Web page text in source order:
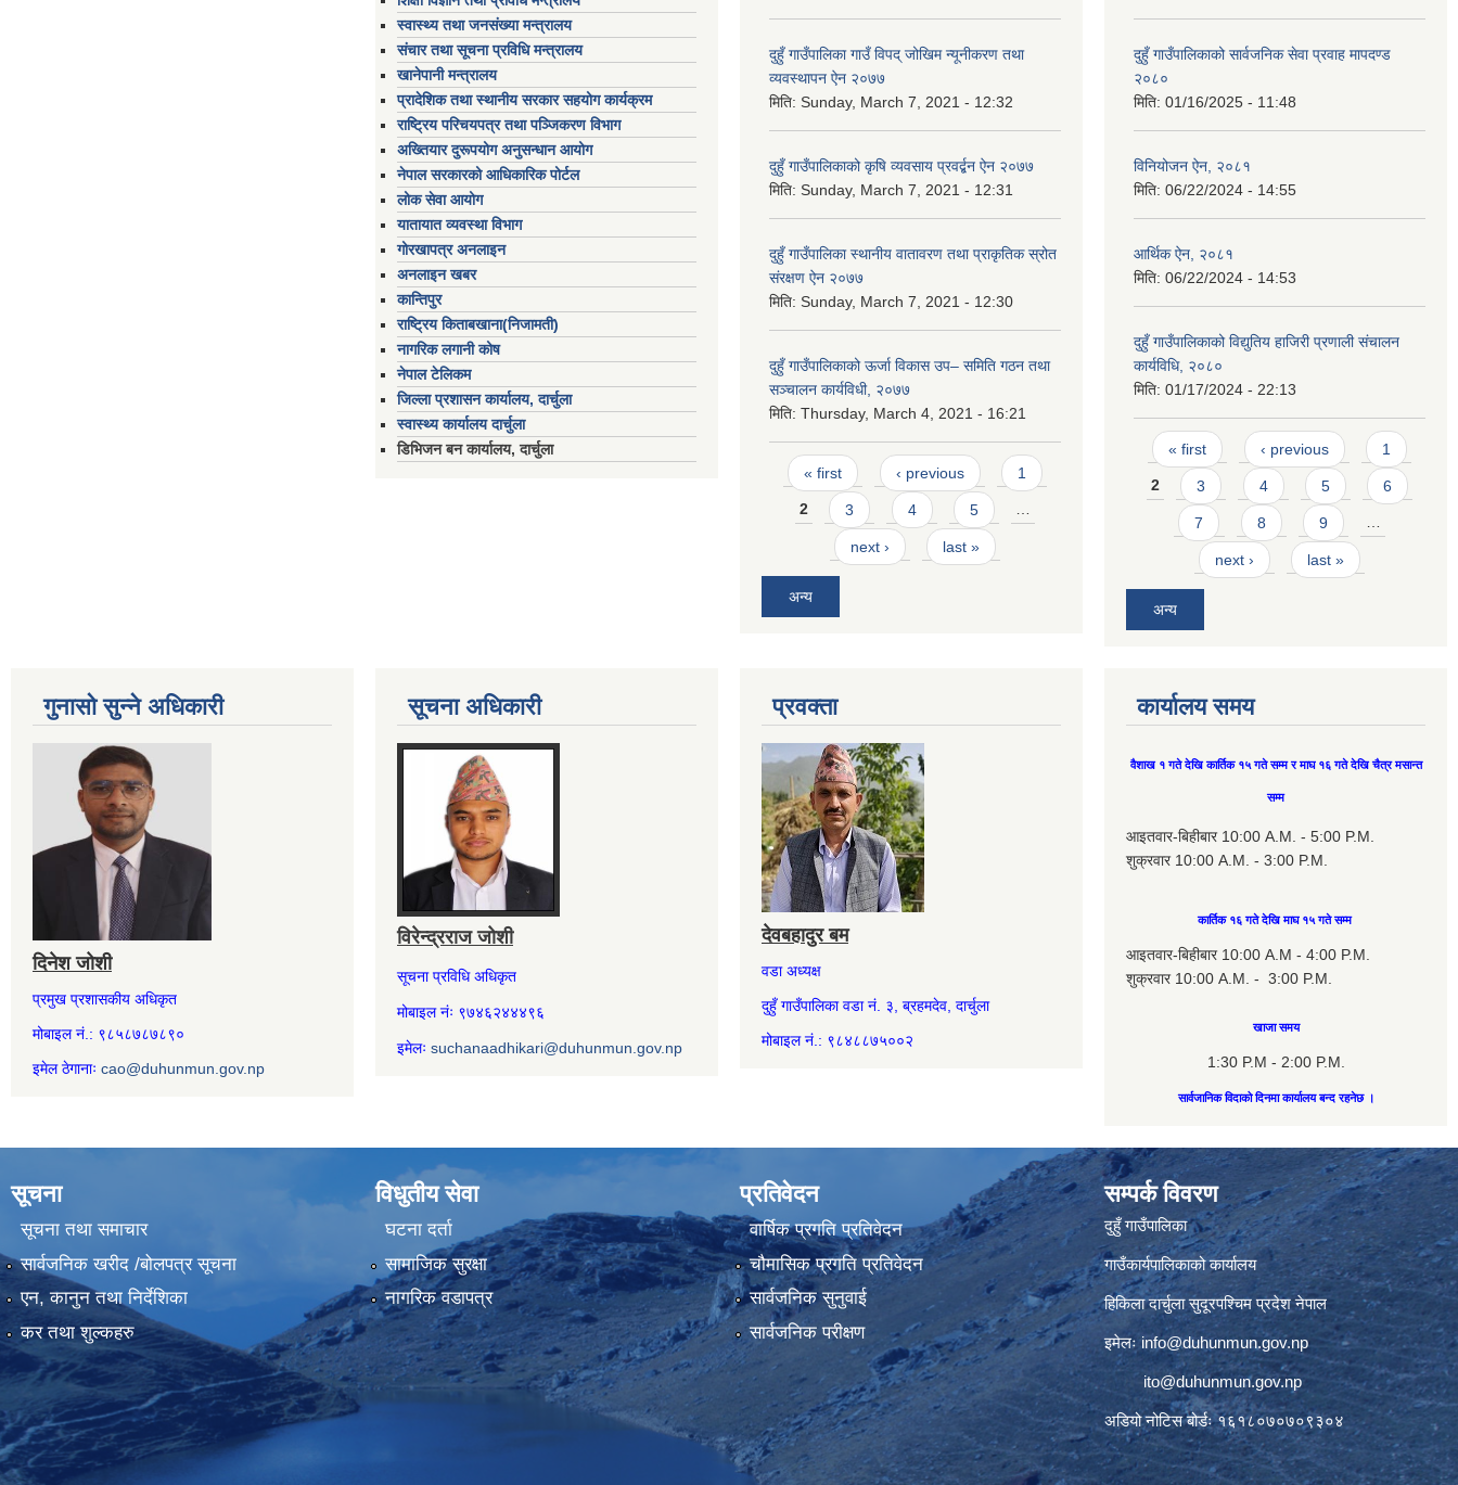
स्वास्थ्य तथा जनसंख्या मन्त्रालय
संचार तथा सूचना प्रविधि मन्त्रालय
खानेपानी मन्त्रालय
प्रादेशिक तथा स्थानीय सरकार सहयोग कार्यक्रम
राष्ट्रिय परिचयपत्र तथा पञ्जिकरण विभाग
अख्तियार दुरूपयोग अनुसन्धान आयोग
नेपाल सरकारको आधिकारिक पोर्टल
लोक सेवा आयोग
यातायात व्यवस्था विभाग
गोरखापत्र अनलाइन
अनलाइन खबर
कान्तिपुर
राष्ट्रिय किताबखाना(निजामती)
नागरिक लगानी कोष
नेपाल टेलिकम
जिल्ला प्रशासन कार्यालय, दार्चुला
स्वास्थ्य कार्यालय दार्चुला
डिभिजन बन कार्यालय, दार्चुला
दुहुँ गाउँपालिका गाउँ विपद् जोखिम न्यूनीकरण तथा
व्यवस्थापन ऐन २०७७
मिति: Sunday, March 7, 2021 - 12:32
दुहुँ गाउँपालिकाको कृषि व्यवसाय प्रवर्द्बन ऐन २०७७
मिति: Sunday, March 7, 2021 - 12:31
दुहुँ गाउँपालिका स्थानीय वातावरण तथा प्राकृतिक स्रोत
संरक्षण ऐन २०७७
मिति: Sunday, March 7, 2021 - 12:30
दुहुँ गाउँपालिकाको ऊर्जा विकास उप– समिति गठन तथा
सञ्चालन कार्यविधी, २०७७
मिति: Thursday, March 4, 2021 - 16:21
Pages
« first ‹ previous 1
2 3 4 5 …
next › last »
अन्य
दुहुँ गाउँपालिकाको सार्वजनिक सेवा प्रवाह मापदण्ड
२०८०
मिति: 01/16/2025 - 11:48
विनियोजन ऐन, २०८१
मिति: 06/22/2024 - 14:55
आर्थिक ऐन, २०८१
मिति: 06/22/2024 - 14:53
दुहुँ गाउँपालिकाको विद्युतिय हाजिरी प्रणाली संचालन
कार्यविधि, २०८०
मिति: 01/17/2024 - 22:13
Pages
« first ‹ previous 1
2 3 4 5 6
7 8 9 …
next › last »
अन्य
गुनासो सुन्ने अधिकारी
दिनेश जोशी
प्रमुख प्रशासकीय अधिकृत
मोबाइल नं.: ९८५८७८७८९०
इमेल ठेगानाः cao@duhunmun.gov.np
सूचना अधिकारी
विरेन्द्रराज जोशी
सूचना प्रविधि अधिकृत
मोबाइल नंः ९७४६२४४४९६
इमेलः suchanaadhikari@duhunmun.gov.np
प्रवक्ता
देवबहादुर बम
वडा अध्यक्ष
दुहुँ गाउँपालिका वडा नं. ३, ब्रहमदेव, दार्चुला
मोबाइल नं.: ९८४८८७५००२
कार्यालय समय
वैशाख १ गते देखि कार्तिक १५ गते सम्म र माघ १६ गते देखि चैत्र मसान्त
सम्म
आइतवार-बिहीबार 10:00 A.M. - 5:00 P.M.
शुक्रवार 10:00 A.M. - 3:00 P.M.
कार्तिक १६ गते देखि माघ १५ गते सम्म
आइतवार-बिहीबार 10:00 A.M - 4:00 P.M.
शुक्रवार 10:00 A.M. - 3:00 P.M.
खाजा समय
1:30 P.M - 2:00 P.M.
सार्वजानिक विदाको दिनमा कार्यालय बन्द रहनेछ ।
सूचना
सूचना तथा समाचार
सार्वजनिक खरीद /बोलपत्र सूचना
एन, कानुन तथा निर्देशिका
कर तथा शुल्कहरु
विधुतीय सेवा
घटना दर्ता
सामाजिक सुरक्षा
नागरिक वडापत्र
प्रतिवेदन
वार्षिक प्रगति प्रतिवेदन
चौमासिक प्रगति प्रतिवेदन
सार्वजनिक सुनुवाई
सार्वजनिक परीक्षण
सम्पर्क विवरण
दुहुँ गाउँपालिका
गाउँकार्यपालिकाको कार्यालय
हिकिला दार्चुला सुदूरपश्चिम प्रदेश नेपाल
इमेलःinfo@duhunmun.gov.np
ito@duhunmun.gov.np
अडियो नोटिस बोर्डः १६१८०७०७०९३०४